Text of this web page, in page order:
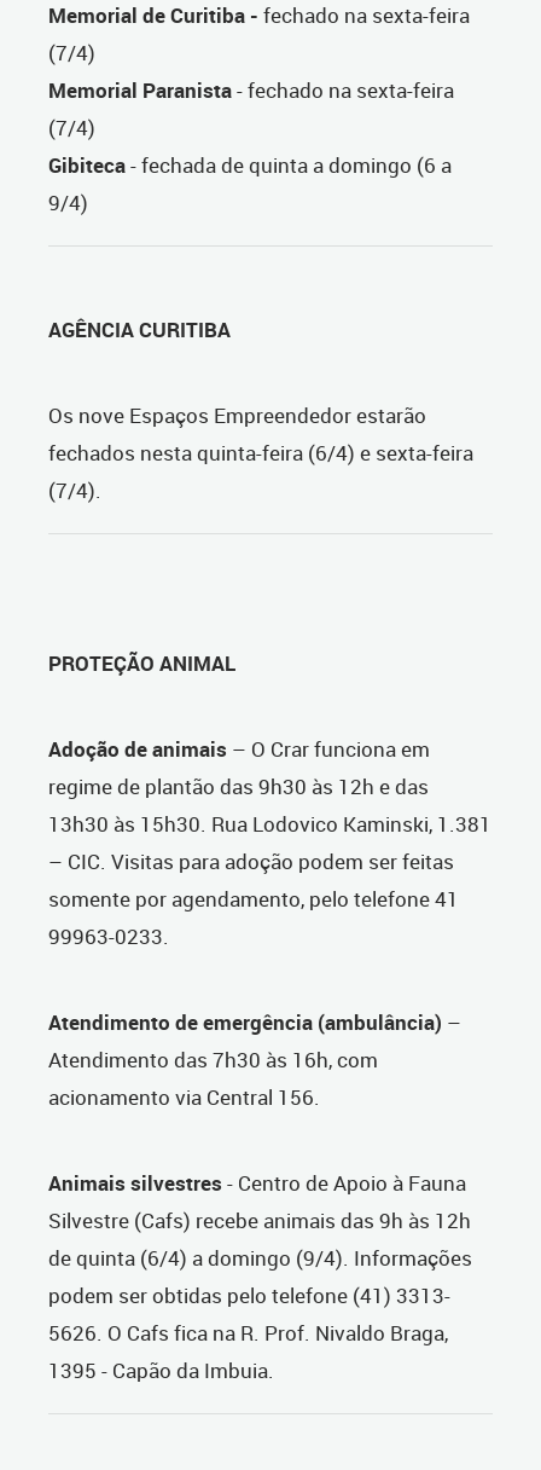
Memorial de Curitiba - fechado na sexta-feira
(7/4)
Memorial Paranista- fechado na sexta-feira
(7/4)
Gibiteca- fechada de quinta a domingo (6 a
9/4)
AGÊNCIA CURITIBA
Os nove Espaços Empreendedor estarão
fechados nesta quinta-feira (6/4) e sexta-feira
(7/4).
PROTEÇÃO ANIMAL
Adoção de animais – O Crar funciona em
regime de plantão das 9h30 às 12h e das
13h30 às 15h30. Rua Lodovico Kaminski, 1.381
– CIC. Visitas para adoção podem ser feitas
somente por agendamento, pelo telefone 41
99963-0233.
Atendimento de emergência (ambulância) –
Atendimento das 7h30 às 16h, com
acionamento via Central 156.
Animais silvestres - Centro de Apoio à Fauna
Silvestre (Cafs) recebe animais das 9h às 12h
de quinta (6/4) a domingo (9/4). Informações
podem ser obtidas pelo telefone (41) 3313-
5626. O Cafs fica na R. Prof. Nivaldo Braga,
1395 - Capão da Imbuia.